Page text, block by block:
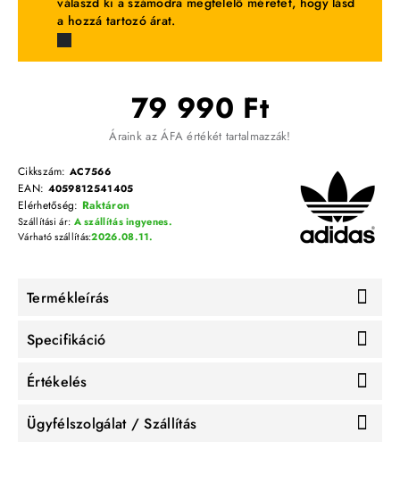
79 990 Ft
Áraink az ÁFA értékét tartalmazzák!
Cikkszám: AC7566
EAN: 4059812541405
Elérhetőség: Raktáron
Várható szállítás:2026.08.11.
Szállítási ár: A szállítás ingyenes.
a hozzá tartozó árat.
Termékleírás
Specifikáció
Értékelés
Ügyfélszolgálat / Szállítás